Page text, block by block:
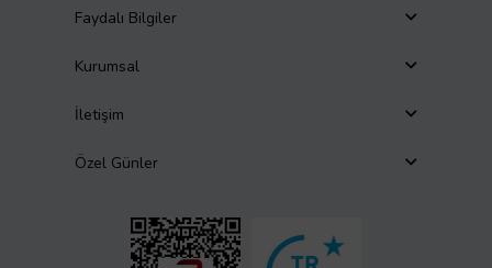
Faydalı Bilgiler
Kurumsal
İletişim
Özel Günler